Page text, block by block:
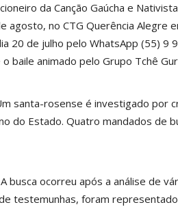
da Canção Gaúcha e
no CTG Querência Alegre
20 de julho pelo WhatsApp (55) 9
baile animado pelo Grupo Tchê
santa-rosense é investigado por
do Estado. Quatro mandados de
A busca ocorreu após a análise de
testemunhas, foram